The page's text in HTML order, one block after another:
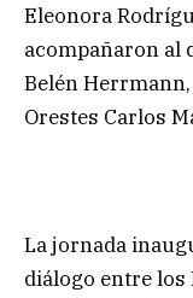
Eleonora
acompañaron al
Belén
Orestes Carlos
La jornada
diálogo entre los